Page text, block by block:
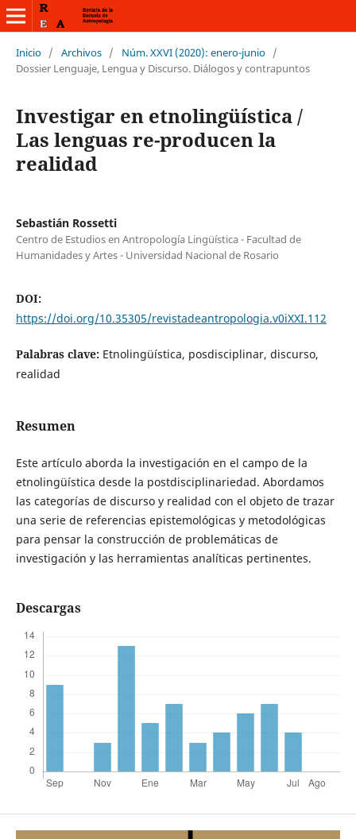
Inicio / Archivos / Núm. XXVI (2020): enero-junio /
Dossier Lenguaje, Lengua y Discurso. Diálogos y contrapuntos
Investigar en etnolingüística /
Las lenguas re-producen la
realidad
Sebastián Rossetti
Centro de Estudios en Antropología Lingüística - Facultad de
Humanidades y Artes - Universidad Nacional de Rosario
DOI:
https://doi.org/10.35305/revistadeantropologia.v0iXXI.112
Palabras clave: Etnolingüística, posdisciplinar, discurso,
realidad
Resumen
Este artículo aborda la investigación en el campo de la
etnolingüística desde la postdisciplinariedad. Abordamos
las categorías de discurso y realidad con el objeto de trazar
una serie de referencias epistemológicas y metodológicas
para pensar la construcción de problemáticas de
investigación y las herramientas analíticas pertinentes.
Descargas